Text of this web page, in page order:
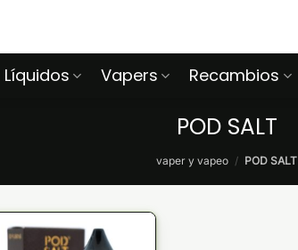
Líquidos Vapers Recambios
POD SALT
vaper y vapeo / POD SALT